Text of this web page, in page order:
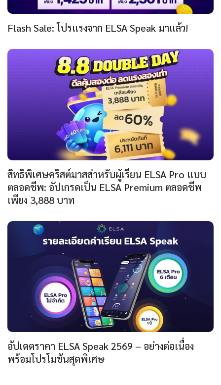
Flash Sale: โปรแรงจาก ELSA Speak มาแล้ว!
สิทธิพิเศษคริสต์มาสสำหรับผู้เรียน ELSA Pro แบบ
ตลอดชีพ: อัปเกรดเป็น ELSA Premium ตลอดชีพ
เพียง 3,888 บาท
อัปเดตราคา ELSA Speak 2569 – อย่างต่อเนื่อง
พร้อมโปรโมชันสุดพิเศษ